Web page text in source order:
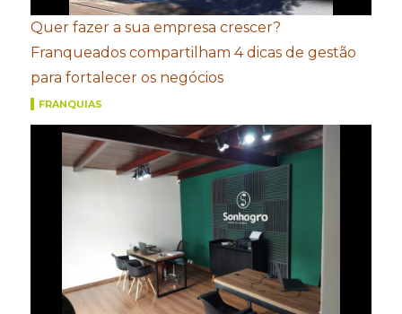
Quer fazer a sua empresa crescer?
Franqueados compartilham 4 dicas de gestão
para fortalecer os negócios
FRANQUIAS